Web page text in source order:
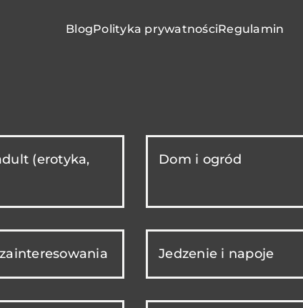
BlogPolityka prywatnościRegulamin
(erotyka,
Dom i ogród
Jedzenie i napoje